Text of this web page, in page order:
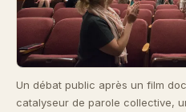
Un débat public après un film
catalyseur de parole collective,